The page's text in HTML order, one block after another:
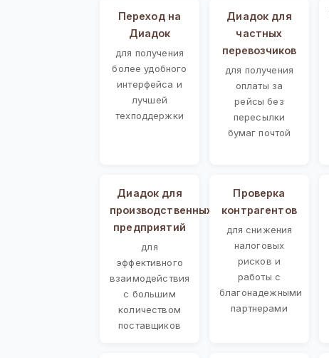
Переход на
Диадок
для получения
более удобного
интерфейса и
лучшей
техподдержки
Диадок для
частных
перевозчиков
для получения
оплаты за
рейсы без
пересылки
бумаг почтой
Диадок для
производственных
предприятий
для
эффективного
взаимодействия
с большим
количеством
поставщиков
Проверка
контрагентов
для снижения
налоговых
рисков и
работы с
благонадежными
партнерами